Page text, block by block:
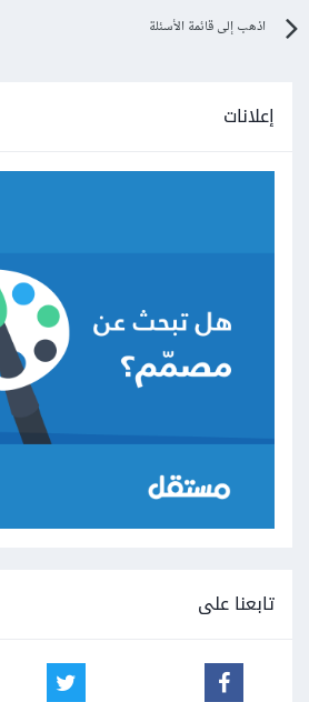
اذهب إلى قائمة الأسئلة
إعلانات
تابعنا على